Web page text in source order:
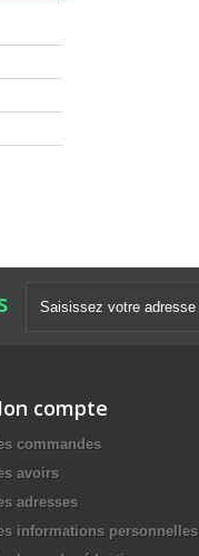
compte
commandes
avoirs
adresses
informations personnelles